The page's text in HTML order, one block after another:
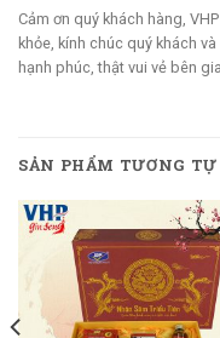
Cảm ơn quý khách hàng,
khỏe, kính chúc quý khách
hạnh phúc, thật vui vẻ bên
SẢN PHẨM TƯƠNG TỰ